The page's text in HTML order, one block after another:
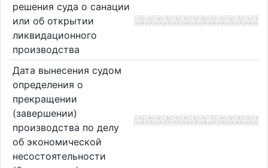
решения суда о санации
или об открытии
ликвидационного
производства
Дата вынесения судом
определения о
прекращении
(завершении)
производства по делу
об экономической
несостоятельности